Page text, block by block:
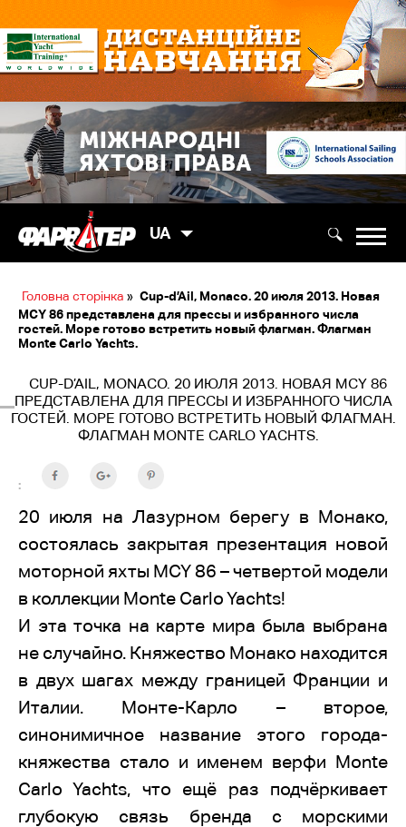
UA
Головна сторінка » Cup-d’Ail, Monaсo. 20 июля 2013. Новая
MCY 86 представлена для прессы и избранного числа
гостей. Море готово встретить новый флагман. Флагман
Monte Carlo Yachts.
CUP-D’AIL, MONAСO. 20 ИЮЛЯ 2013. НОВАЯ MCY 86
ПРЕДСТАВЛЕНА ДЛЯ ПРЕССЫ И ИЗБРАННОГО ЧИСЛА
ГОСТЕЙ. МОРЕ ГОТОВО ВСТРЕТИТЬ НОВЫЙ ФЛАГМАН.
ФЛАГМАН MONTE CARLO YACHTS.
:
20 июля на Лазурном берегу в Монако,
состоялась закрытая презентация новой
моторной яхты MCY86 – четвертой модели
в коллекции Monte CarloYachts!
И эта точка на карте мира была выбрана
не случайно. Княжество Монако находится
в двух шагах между границей Франции и
Италии. Монте-Карло – второе,
синонимичное название этого города-
княжества стало и именем верфи Monte
Carlo Yachts, что ещё раз подчёркивает
глубокую связь бренда с морскими